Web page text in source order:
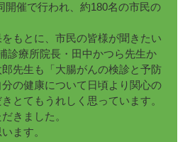
催で行われ、約180名の市民の
もとに、市民の皆様が聞きたい
診療所院長・田中かつら先生か
先生も「大腸がんの検診と予防
の健康について日頃より関心の
とてもうれしく思っています。
きました。
ます。